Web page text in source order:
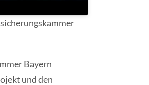
Bayern
und den